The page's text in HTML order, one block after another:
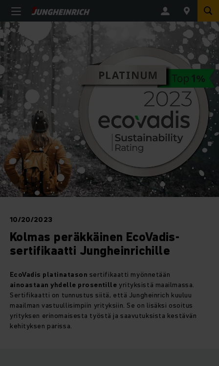
10/20/2023
Kolmas peräkkäinen EcoVadis-
sertifikaatti Jungheinrichille
EcoVadis platinatason sertifikaatti myönnetään
ainoastaan yhdelle prosentille yrityksistä maailmassa.
Sertifikaatti on tunnustus siitä, että Jungheinrich kuuluu
maailman vastuullisimpiin yrityksiin. Se on lisäksi osoitus
yrityksen erinomaisesta työstä ja saavutuksista kestävän
kehityksen parissa.